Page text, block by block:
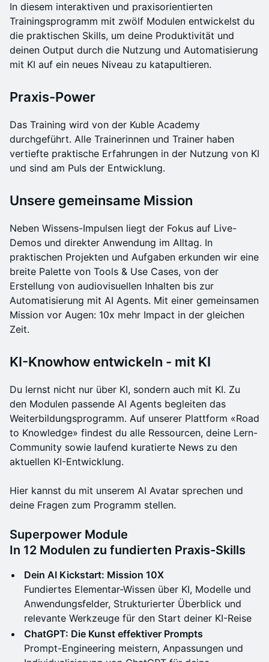
In diesem interaktiven und praxisorientierten
Trainingsprogramm mit zwölf Modulen entwickelst du
die praktischen Skills, um deine Produktivität und
deinen Output durch die Nutzung und Automatisierung
mit KI auf ein neues Niveau zu katapultieren.
Praxis-Power
Das Training wird von der Kuble Academy
durchgeführt. Alle Trainerinnen und Trainer haben
vertiefte praktische Erfahrungen in der Nutzung von KI
und sind am Puls der Entwicklung.
Unsere gemeinsame Mission
Neben Wissens-Impulsen liegt der Fokus auf Live-
Demos und direkter Anwendung im Alltag. In
praktischen Projekten und Aufgaben erkunden wir eine
breite Palette von Tools & Use Cases, von der
Erstellung von audiovisuellen Inhalten bis zur
Automatisierung mit AI Agents. Mit einer gemeinsamen
Mission vor Augen: 10x mehr Impact in der gleichen
Zeit.
KI-Knowhow entwickeln - mit KI
Du lernst nicht nur über KI, sondern auch mit KI. Zu
den Modulen passende AI Agents begleiten das
Weiterbildungsprogramm. Auf unserer Plattform «Road
to Knowledge» findest du alle Ressourcen, deine Lern-
Community sowie laufend kuratierte News zu den
aktuellen KI-Entwicklung.
Hier kannst du mit unserem AI Avatar sprechen und
deine Fragen zum Programm stellen.
Superpower Module
In 12 Modulen zu fundierten Praxis-Skills
Dein AI Kickstart: Mission 10X
Fundiertes Elementar-Wissen über KI, Modelle und
Anwendungsfelder, Strukturierter Überblick und
relevante Werkzeuge für den Start deiner KI-Reise
ChatGPT: Die Kunst effektiver Prompts
Prompt-Engineering meistern, Anpassungen und